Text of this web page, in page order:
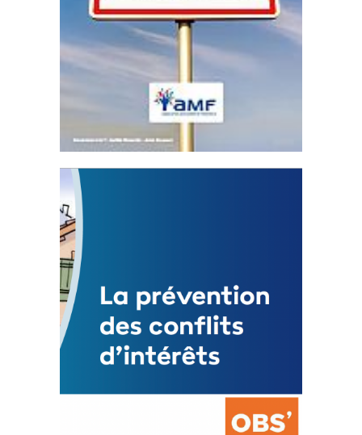
Statut de l’élu local
3 avril 2024
Mise à jour avril 2024
FEUILLETER